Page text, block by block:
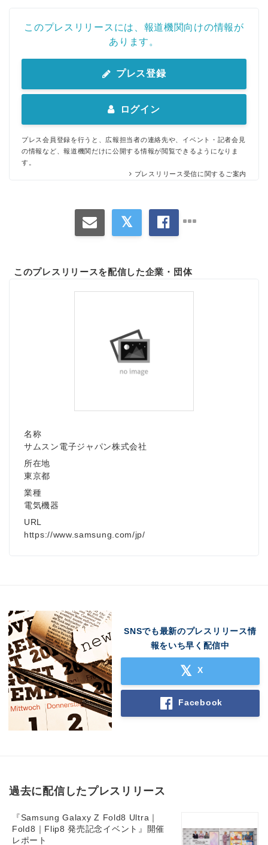
このプレスリリースには、報道機関向けの情報が
あります。
プレス登録
ログイン
プレス会員登録を行うと、広報担当者の連絡先や、イベント・記者会見
の情報など、報道機関だけに公開する情報が閲覧できるようになりま
す。
プレスリリース受信に関するご案内
このプレスリリースを配信した企業・団体
名称
サムスン電子ジャパン株式会社
所在地
東京都
業種
電気機器
URL
https://www.samsung.com/jp/
SNSでも最新のプレスリリース情
報をいち早く配信中
X
Facebook
過去に配信したプレスリリース
『Samsung Galaxy Z Fold8 Ultra｜
Fold8｜Flip8 発売記念イベント』開催
レポート